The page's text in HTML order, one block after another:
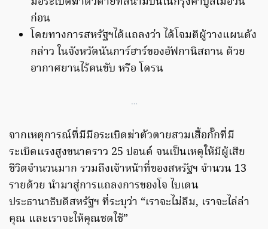
ก่อน
โดยทางการสหรัฐฯได้แถลงว่า ได้โจมตีผู้วางแผนดัง
กล่าว ในจังหวัดนันการ์ฮาร์ของอัฟกานิสถาน ด้วย
อากาศยานไร้คนขับ หรือ โดรน
…
จากเหตุการณ์ที่มีมือระเบิดฆ่าตัวตายสวมเสื้อกั๊กที่มี
ระเบิดแรงสูงขนาดราว 25 ปอนด์ จนเป็นเหตุให้มีผู้เสีย
ชีวิตจำนวนมาก รวมถึงเจ้าหน้าที่ของสหรัฐฯ จำนวน 13
รายด้วย นำมาสู่การแถลงการของโจ ไบเดน
ประธานาธิบดีสหรัฐฯ ที่ระบุว่า “เราจะไม่ลืม, เราจะไล่ล่า
คุณ และเราจะให้คุณชดใช้”